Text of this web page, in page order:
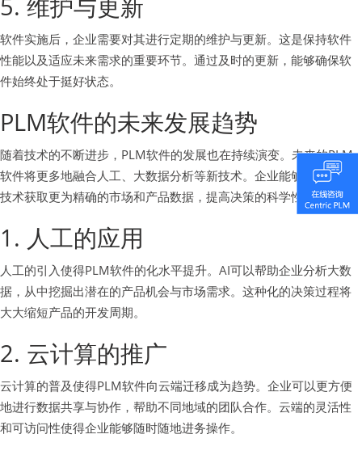
软件实施后，企业需要对其进行定期的维护与更新。这是保持软件
性能以及适应未来需求的重要环节。通过及时的更新，能够确保软
件始终处于挺好状态。
PLM软件的未来发展趋势
随着技术的不断进步，PLM软件的发展也在持续演变。未来的PLM
软件将更多地融合人工、大数据分析等新技术。企业能够通过这些
技术获取更为精确的市场和产品数据，提高决策的科学性。
1. 人工的应用
人工的引入使得PLM软件的化水平提升。AI可以帮助企业分析大数
据，从中挖掘出潜在的产品机会与市场需求。这种化的决策过程将
大大缩短产品的开发周期。
2. 云计算的推广
云计算的普及使得PLM软件向云端迁移成为趋势。企业可以更方便
地进行数据共享与协作，帮助不同地域的团队合作。云端的灵活性
和可访问性使得企业能够随时随地进务操作。